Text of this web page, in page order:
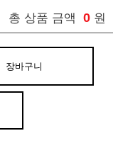
총 상품 금액 0 원
장바구니